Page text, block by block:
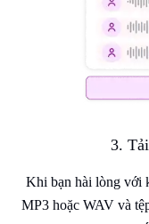
3.
Khi bạn hài lòng với
MP3 hoặc WAV và